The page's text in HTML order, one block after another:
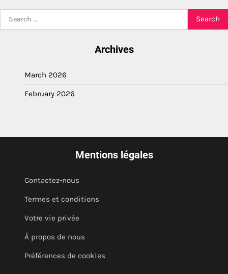
Search
for:
Archives
March 2026
February 2026
Mentions légales
Contactez-nous
Termes et conditions
Votre vie privée
À propos de nous
Préférences de cookies